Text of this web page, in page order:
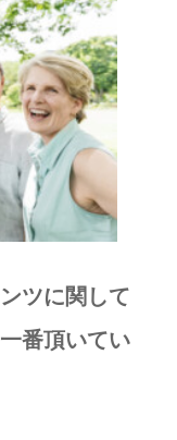
ツに関して
番頂いてい